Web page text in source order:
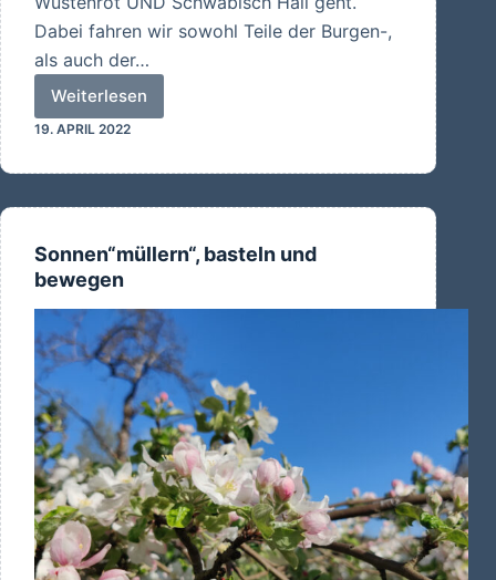
Dabei fahren wir sowohl Teile der Burgen-,
als auch der…
Weiterlesen
Im
Land
19. APRIL 2022
Sonnen“müllern“, basteln und
bewegen